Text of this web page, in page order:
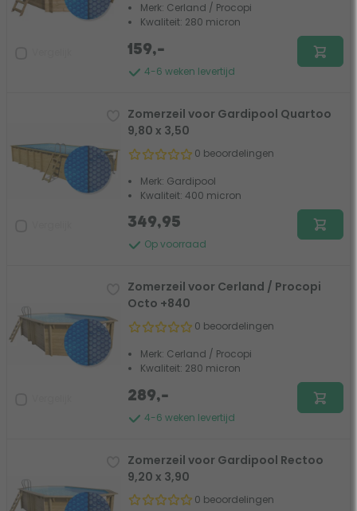
Merk: Cerland / Procopi
Kwaliteit: 280 micron
4-6 weken levertijd
159,-
Zomerzeil voor Gardipool Quartoo
9,80 x 3,50
0 beoordelingen
Merk: Gardipool
Kwaliteit: 400 micron
Op voorraad
349,95
Zomerzeil voor Cerland / Procopi
Octo +840
0 beoordelingen
Merk: Cerland / Procopi
Kwaliteit: 280 micron
4-6 weken levertijd
289,-
Zomerzeil voor Gardipool Rectoo
9,20 x 3,90
0 beoordelingen